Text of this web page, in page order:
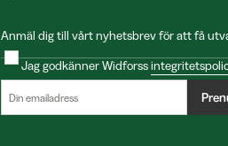
Anmäl dig till vårt nyhetsbrev för att få
Jag godkänner Widforss